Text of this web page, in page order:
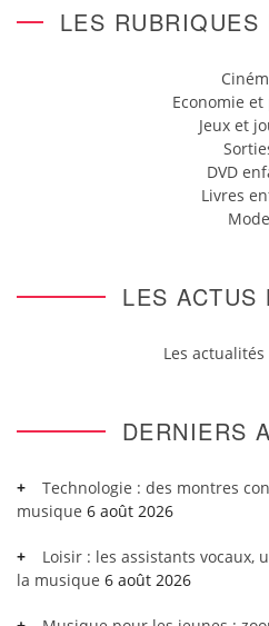
LES RUBRIQUES
Economie
Jeux et
DVD
Livres
Mode
LES ACTUS
Les
DERNIERS
Technologie : des montres
musique 6 août 2026
Loisir : les assistants vocaux,
la musique 6 août 2026